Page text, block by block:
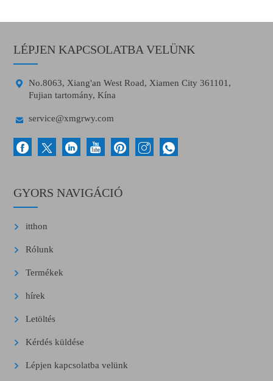
LÉPJEN KAPCSOLATBA VELÜNK

No.8063, Xiang'an West Road, Xiamen City 361101,
Fujian tartomány, Kína
 service@xmgrwy.com
GYORS NAVIGÁCIÓ
itthon
Rólunk
Termékek
hírek
Letöltés
Kérdés küldése
Lépjen kapcsolatba velünk